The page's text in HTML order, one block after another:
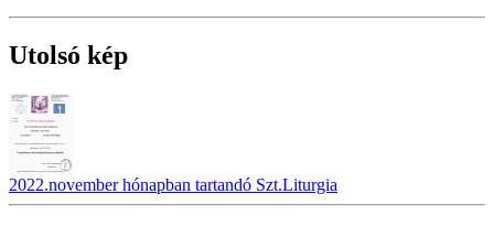
Utolsó kép
2022.november hónapban tartandó Szt.Liturgia